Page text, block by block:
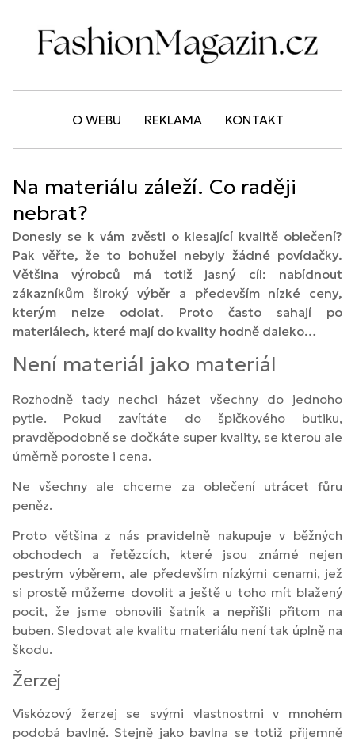
O WEBU REKLAMA KONTAKT
Na materiálu záleží. Co raději
nebrat?
Donesly se k vám zvěsti o klesající kvalitě oblečení?
Pak věřte, že to bohužel nebyly žádné povídačky.
Většina výrobců má totiž jasný cíl: nabídnout
zákazníkům široký výběr a především nízké ceny,
kterým nelze odolat. Proto často sahají po
materiálech, které mají do kvality hodně daleko…
Není materiál jako materiál
Rozhodně tady nechci házet všechny do jednoho
pytle. Pokud zavítáte do špičkového butiku,
pravděpodobně se dočkáte super kvality, se kterou ale
úměrně poroste i cena.
Ne všechny ale chceme za oblečení utrácet fůru
peněz.
Proto většina z nás pravidelně nakupuje v běžných
obchodech a řetězcích, které jsou známé nejen
pestrým výběrem, ale především nízkými cenami, jež
si prostě můžeme dovolit a ještě u toho mít blažený
pocit, že jsme obnovili šatník a nepřišli přitom na
buben. Sledovat ale kvalitu materiálu není tak úplně na
škodu.
Žerzej
Viskózový žerzej se svými vlastnostmi v mnohém
podobá bavlně. Stejně jako bavlna se totiž příjemně